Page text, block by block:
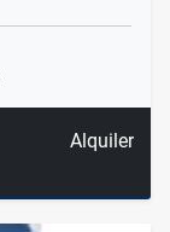
Alquiler